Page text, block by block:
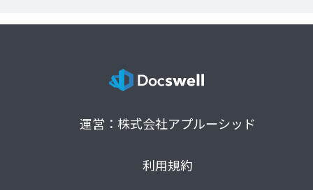
運営：株式会社アプルーシッド
利用規約